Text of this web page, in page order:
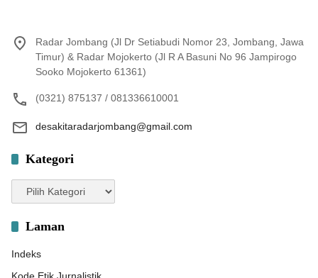
Radar Jombang (Jl Dr Setiabudi Nomor 23, Jombang, Jawa
Timur) & Radar Mojokerto (Jl R A Basuni No 96 Jampirogo
Sooko Mojokerto 61361)
(0321) 875137 / 081336610001
desakitaradarjombang@gmail.com
Kategori
Kategori
Laman
Indeks